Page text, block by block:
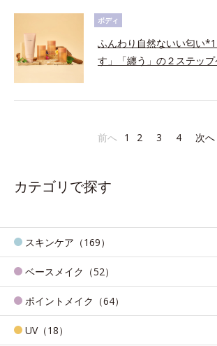
ボディ
ふんわり自然ないい匂い
す」「纏う」の２ステップ
前へ 1 2 3 4 次へ
カテゴリで探す
スキンケア（169）
ベースメイク（52）
ポイントメイク（64）
UV（18）